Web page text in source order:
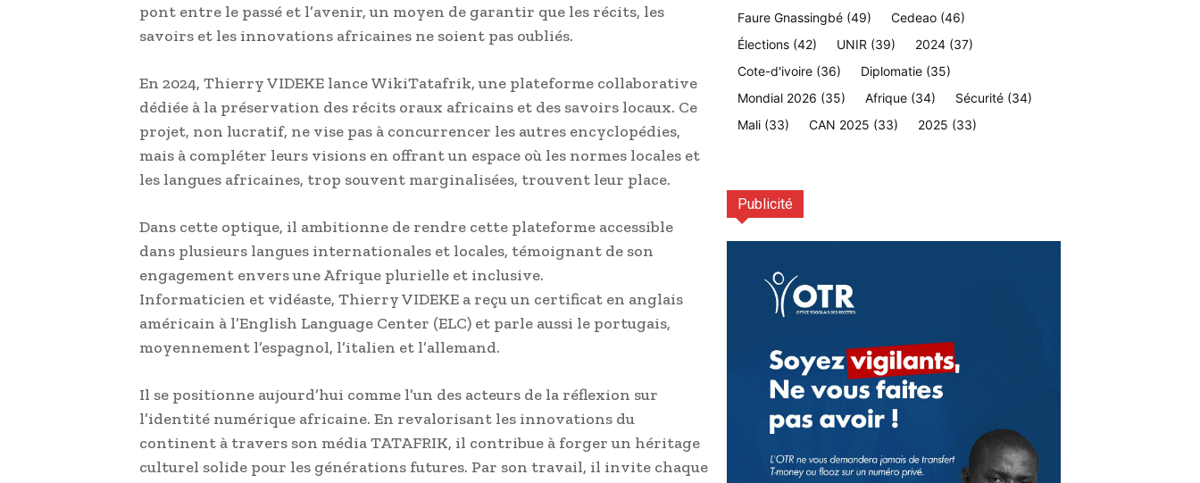
pont entre le passé et l’avenir, un moyen de garantir que les récits, les
savoirs et les innovations africaines ne soient pas oubliés.
En 2024, Thierry VIDEKE lance WikiTatafrik, une plateforme collaborative
dédiée à la préservation des récits oraux africains et des savoirs locaux. Ce
projet, non lucratif, ne vise pas à concurrencer les autres encyclopédies,
mais à compléter leurs visions en offrant un espace où les normes locales et
les langues africaines, trop souvent marginalisées, trouvent leur place.
Dans cette optique, il ambitionne de rendre cette plateforme accessible
dans plusieurs langues internationales et locales, témoignant de son
engagement envers une Afrique plurielle et inclusive.
Informaticien et vidéaste, Thierry VIDEKE a reçu un certificat en anglais
américain à l’English Language Center (ELC) et parle aussi le portugais,
moyennement l’espagnol, l’italien et l’allemand.
Il se positionne aujourd’hui comme l’un des acteurs de la réflexion sur
l’identité numérique africaine. En revalorisant les innovations du
continent à travers son média TATAFRIK, il contribue à forger un héritage
culturel solide pour les générations futures. Par son travail, il invite chaque
Faure Gnassingbé (49) Cedeao (46)
Élections (42) UNIR (39) 2024 (37)
Cote-d'ivoire (36) Diplomatie (35)
Mondial 2026 (35) Afrique (34) Sécurité (34)
Mali (33) CAN 2025 (33) 2025 (33)
Publicité